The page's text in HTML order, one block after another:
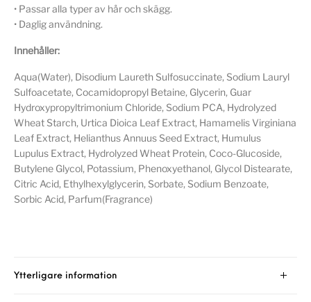
• Passar alla typer av hår och skägg.
• Daglig användning.
Innehåller:
Aqua(Water), Disodium Laureth Sulfosuccinate, Sodium Lauryl
Sulfoacetate, Cocamidopropyl Betaine, Glycerin, Guar
Hydroxypropyltrimonium Chloride, Sodium PCA, Hydrolyzed
Wheat Starch, Urtica Dioica Leaf Extract, Hamamelis Virginiana
Leaf Extract, Helianthus Annuus Seed Extract, Humulus
Lupulus Extract, Hydrolyzed Wheat Protein, Coco-Glucoside,
Butylene Glycol, Potassium, Phenoxyethanol, Glycol Distearate,
Citric Acid, Ethylhexylglycerin, Sorbate, Sodium Benzoate,
Sorbic Acid, Parfum(Fragrance)
Ytterligare information